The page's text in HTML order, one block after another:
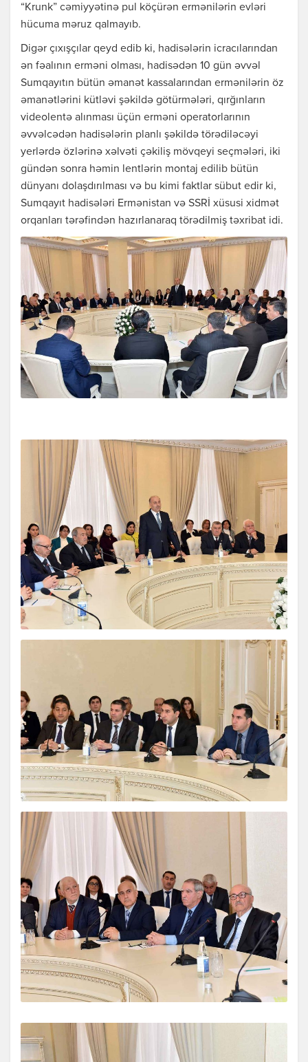
“Krunk” cəmiyyətinə pul köçürən ermənilərin evləri
hücuma məruz qalmayıb.
Digər çıxışçılar qeyd edib ki, hadisələrin icracılarından
ən fəalının erməni olması, hadisədən 10 gün əvvəl
Sumqayıtın bütün əmanət kassalarından ermənilərin öz
əmanətlərini kütləvi şəkildə götürmələri, qırğınların
videolentə alınması üçün erməni operatorlarının
əvvəlcədən hadisələrin planlı şəkildə törədiləcəyi
yerlərdə özlərinə xəlvəti çəkiliş mövqeyi seçmələri, iki
gündən sonra həmin lentlərin montaj edilib bütün
dünyanı dolaşdırılması və bu kimi faktlar sübut edir ki,
Sumqayıt hadisələri Ermənistan və SSRİ xüsusi xidmət
orqanları tərəfindən hazırlanaraq törədilmiş təxribat idi.